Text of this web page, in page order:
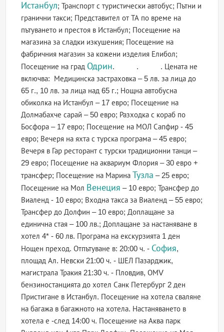
Истанбул; Транспорт с туристически автобус; Пътни и
гранични такси; Представител от ТА по време на
пътуването и престоя в Истанбул; Посещение на
магазина за сладки изкушения; Посещение на
фабричния магазин за кожени изделия Елибол;
Посещение на град Одрин. . . Цената не
включва: Медицинска застраховка – 5 лв. за лица до
65 г., 10 лв. за лица над 65 г.; Нощна автобусна
обиколка на Истанбул – 17 евро; Посещение на
Долмабахче сарай – 50 евро; Разходка с кораб по
Босфора – 17 евро; Посещение на МОЛ Сапфир - 45
евро; Вечеря на яхта с турска програма – 45 евро;
Вечеря в Гар ресторант с турски традиционни танци –
29 евро; Посещение на аквариум Флория – 30 евро +
трансфер; Посещение на Марина Тузла – 25 евро;
Посещение на Мол Венеция – 10 евро; Трансфер до
Виаленд - 10 евро; Входна такса за Виаленд – 55 евро;
Трансфер до Долфин – 10 евро; Доплащане за
единична стая – 100 лв.; Доплащане за настаняване в
хотел 4* - 60 лв. Програма на екскурзията 1 ден
Нощен преход. Отпътуване в: 20:00 ч. - София,
площад Ал. Невски 21:00 ч. - ШЕЛ Пазарджик,
магистрала Тракия 21:30 ч. - Пловдив, ОМV
бензиностанцията до хотел Санк Петербург 2 ден
Пристигане в Истанбул. Посещение на хотела сваляне
на багажа в багажното на хотела. Настаняването в
хотела е -след 14:00 ч. Посещение на Аква парк